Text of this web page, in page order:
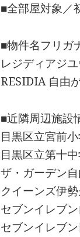
■全部屋対象／
■物件名フリガ
レジディアジ
RESIDIA 自由
■近隣周辺施設
目黒区立宮前
目黒区立第十
ザ・ガーデン
クイーンズ伊
セブンイレブ
セブンイレブ